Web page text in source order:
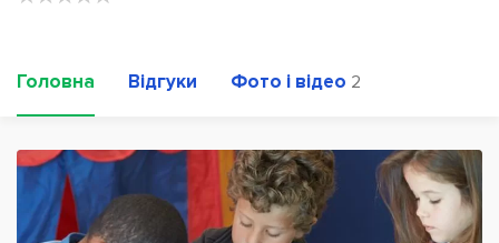
Головна Відгуки Фото і відео 2